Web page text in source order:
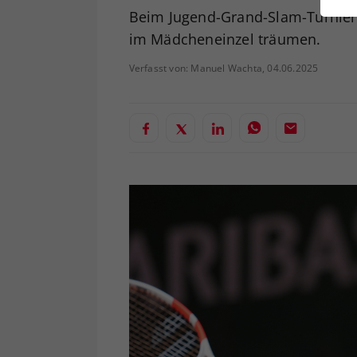
Beim Jugend-Grand-Slam-
im Mädcheneinzel träumen.
Verfasst von: Manuel Wachta, 04.06.2025